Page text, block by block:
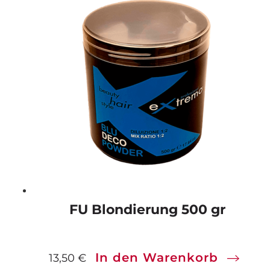
FU Blondierung 500 gr
13,50 € In den Warenkorb